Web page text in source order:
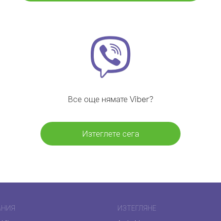
Все още нямате Viber?
Изтеглете сега
ИЗТЕГЛЯНЕ